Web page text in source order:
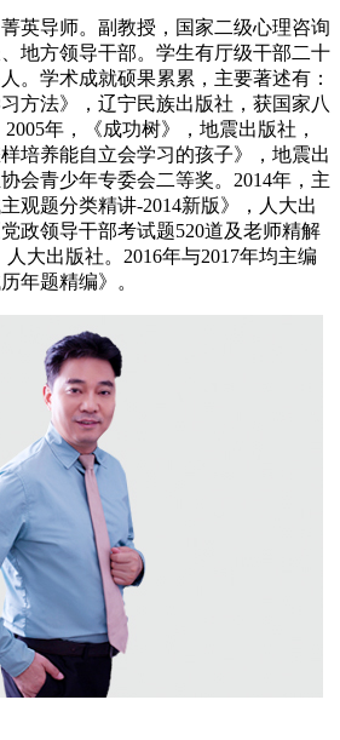
英导师。副教授，国家二级心理咨询
地方领导干部。学生有厅级干部二十
。学术成就硕果累累，主要著述有：
方法》，辽宁民族出版社，获国家八
年，《成功树》，地震出版社，
培养能自立会学习的孩子》，地震出
会青少年专委会二等奖。2014年，主
观题分类精讲-2014新版》，人大出
政领导干部考试题520道及老师精解
人大出版社。2016年与2017年均主编
年题精编》。